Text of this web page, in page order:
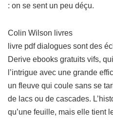
: on se sent un peu déçu.
Colin Wilson livres
livre pdf dialogues sont des
Derive ebooks gratuits vifs,
l’intrigue avec une grande
un fleuve qui coule sans se
de lacs ou de cascades.
qu’une feuille, mais elle tient